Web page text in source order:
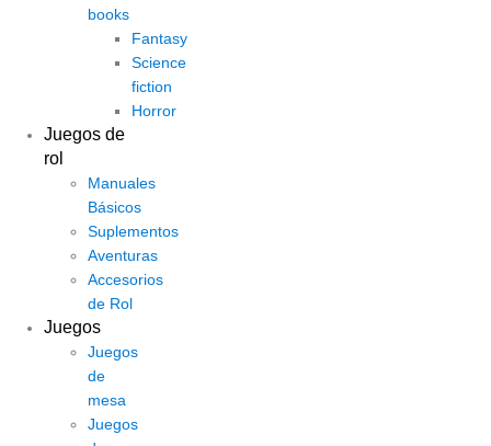
books
Fantasy
Science
fiction
Horror
Juegos de
rol
Manuales
Básicos
Suplementos
Aventuras
Accesorios
de Rol
Juegos
Juegos
de
mesa
Juegos